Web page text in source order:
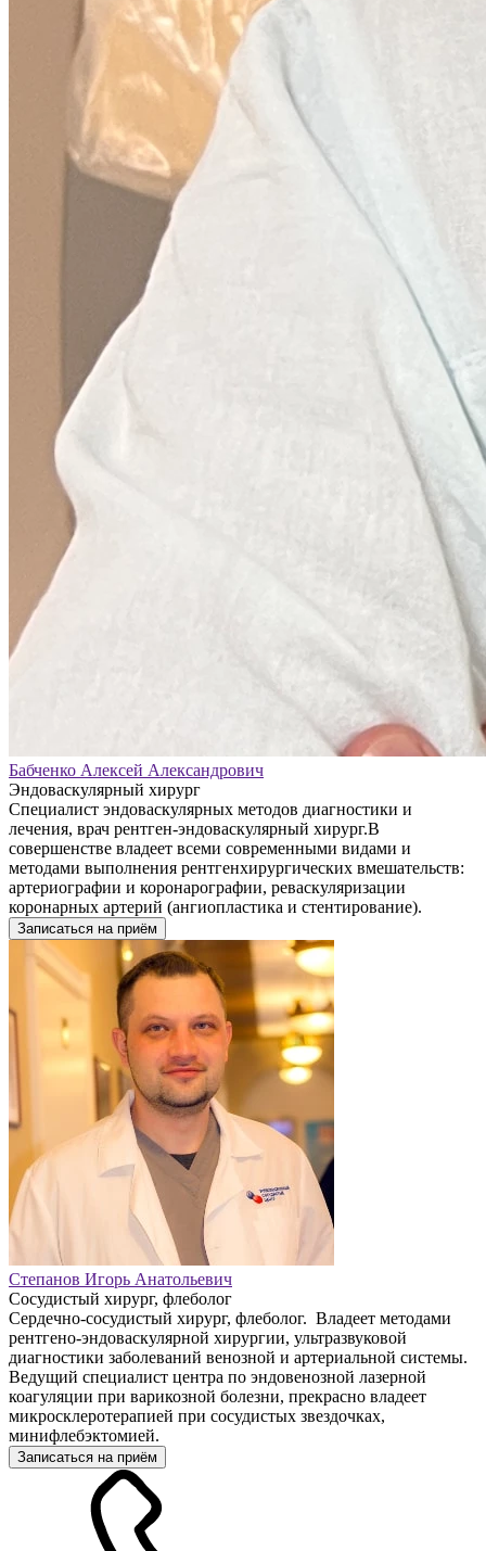
Бабченко Алексей Александрович
Эндоваскулярный хирург
Специалист эндоваскулярных методов диагностики и
лечения, врач рентген-эндоваскулярный хирург.В
совершенстве владеет всеми современными видами и
методами выполнения рентгенхирургических вмешательств:
артериографии и коронарографии, реваскуляризации
коронарных артерий (ангиопластика и стентирование).
Записаться на приём
Степанов Игорь Анатольевич
Сосудистый хирург, флеболог
Сердечно-сосудистый хирург, флеболог. Владеет методами
рентгено-эндоваскулярной хирургии, ультразвуковой
диагностики заболеваний венозной и артериальной системы.
Ведущий специалист центра по эндовенозной лазерной
коагуляции при варикозной болезни, прекрасно владеет
микросклеротерапией при сосудистых звездочках,
минифлебэктомией.
Записаться на приём